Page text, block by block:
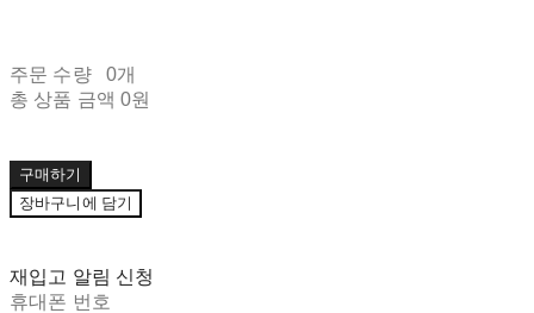
주문 수량
0개
총 상품 금액 0원
구매하기
장바구니에 담기
재입고 알림 신청
휴대폰 번호